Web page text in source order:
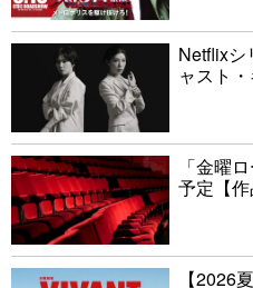
Netflixシ
ャスト
「金曜
予定【作
【2026